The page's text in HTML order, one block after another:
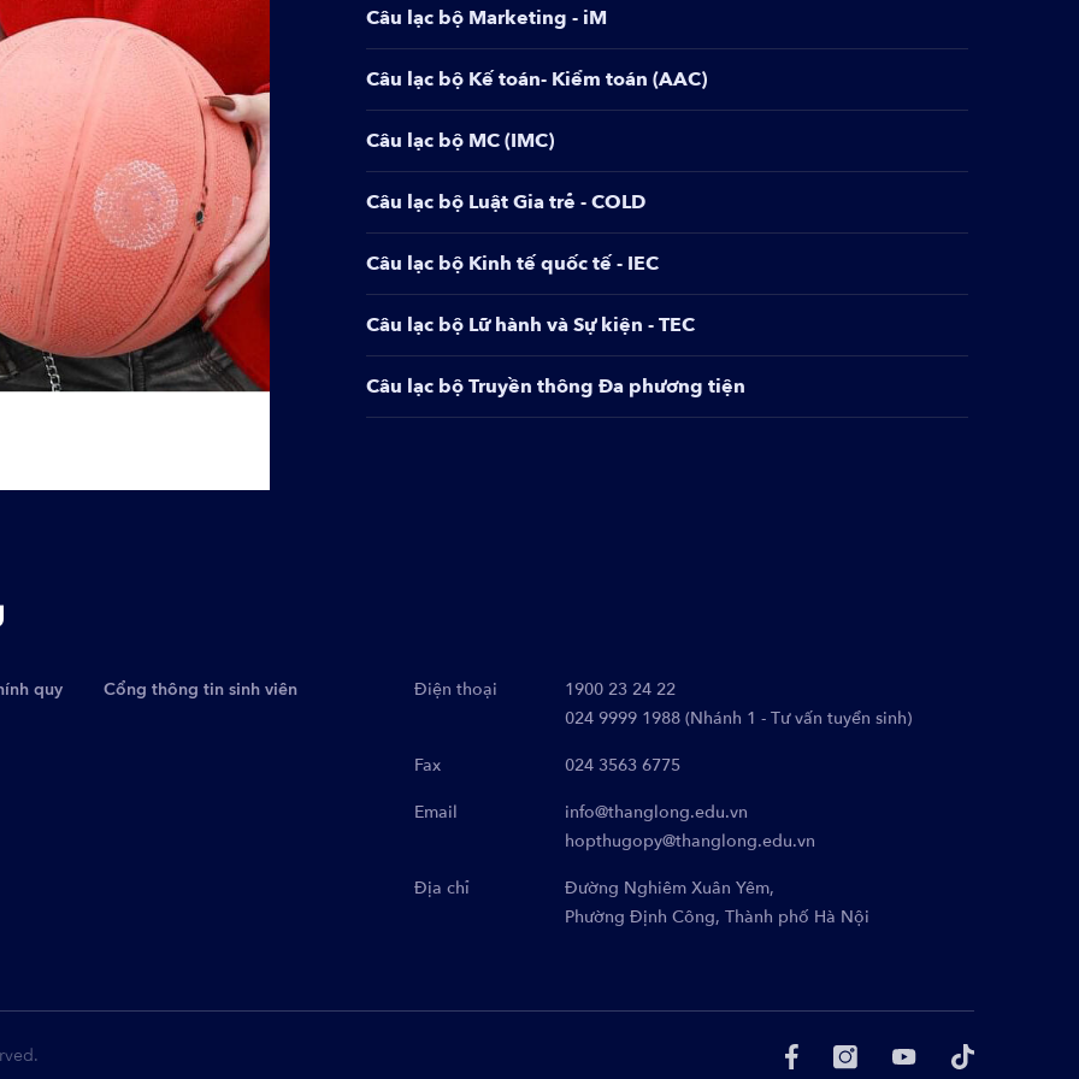
Câu lạc bộ Marketing - iM
Câu lạc bộ Kế toán- Kiểm toán (AAC)
Câu lạc bộ MC (IMC)
Câu lạc bộ Luật Gia trẻ - COLD
Câu lạc bộ Kinh tế quốc tế - IEC
Câu lạc bộ Lữ hành và Sự kiện - TEC
Câu lạc bộ Truyền thông Đa phương tiện
Câu lạc bộ Marketing - iM
Câu lạc bộ Kế toán- Kiểm toán (AAC)
Câu lạc bộ MC (IMC)
Câu lạc bộ Luật Gia trẻ - COLD
Câu lạc bộ Kinh tế quốc tế - IEC
Câu lạc bộ Lữ hành và Sự kiện - TEC
Câu lạc bộ Truyền thông Đa phương tiện
quy Cổng thông tin sinh viên Điện thoại
1900 23 24 22
024 9999 1988 (Nhánh 1 - Tư vấn tuyển sinh)
Fax 024 3563 6775
Email
info@thanglong.edu.vn
hopthugopy@thanglong.edu.vn
Địa chỉ
Đường Nghiêm Xuân Yêm,
Phường Định Công, Thành phố Hà Nội